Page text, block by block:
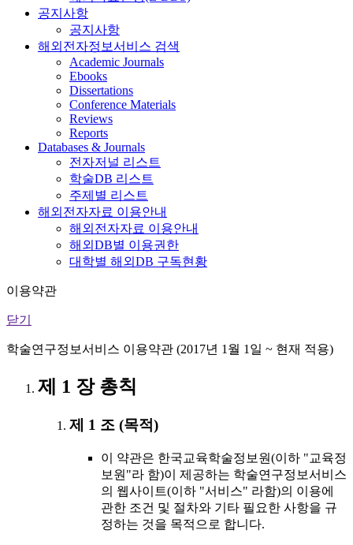
공지사항
공지사항
해외전자정보서비스 검색
Academic Journals
Ebooks
Dissertations
Conference Materials
Reviews
Reports
Databases & Journals
전자저널 리스트
학술DB 리스트
주제별 리스트
해외전자자료 이용안내
해외전자자료 이용안내
해외DB별 이용권한
대학별 해외DB 구독현황
이용약관
닫기
학술연구정보서비스 이용약관 (2017년 1월 1일 ~ 현재 적용)
제 1 장 총칙
제 1 조 (목적)
이 약관은 한국교육학술정보원(이하 "교육정
보원"라 함)이 제공하는 학술연구정보서비스
의 웹사이트(이하 "서비스" 라함)의 이용에
관한 조건 및 절차와 기타 필요한 사항을 규
정하는 것을 목적으로 합니다.